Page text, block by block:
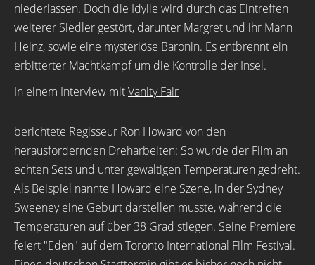
niederlassen. Doch die Idylle wird durch das Eintreffen
weiterer Siedler gestört, darunter Margret und ihr Mann
Heinz, sowie eine mysteriöse Baronin. Es entbrennt ein
erbitterter Machtkampf um die Kontrolle der Insel.
In einem Interview mitVanity Fair
berichtete Regisseur Ron Howard von den
herausfordernden Dreharbeiten: So wurde der Film an
echten Sets und unter gewaltigen Temperaturen gedreht.
Als Beispiel nannte Howard eine Szene, in der Sydney
Sweeney eine Geburt darstellen musste, während die
Temperaturen auf über 38 Grad stiegen. Seine Premiere
feiert "Eden" auf dem Toronto International Film Festival.